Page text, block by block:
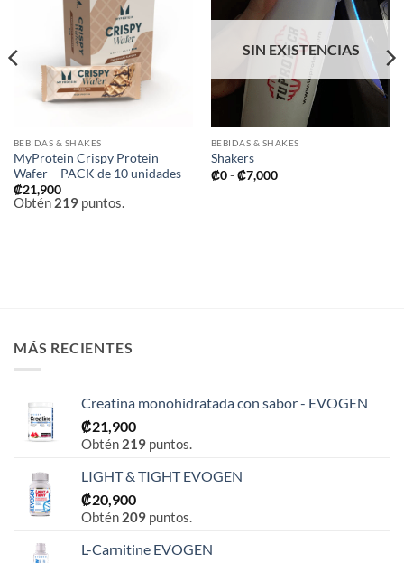
deseos
BEBIDAS & SHAKES
MyProtein Crispy Protein
Wafer – PACK de 10 unidades
₡21,900
Obtén 219puntos.
lista de
deseos
SIN EXISTENCIAS
BEBIDAS & SHAKES
Shakers
₡0 - ₡7,000Rango
MÁS RECIENTES
Creatina monohidratada con sabor - EVOGEN
₡21,900
Obtén 219 puntos.
LIGHT & TIGHT EVOGEN
₡20,900
Obtén 209 puntos.
L-Carnitine EVOGEN